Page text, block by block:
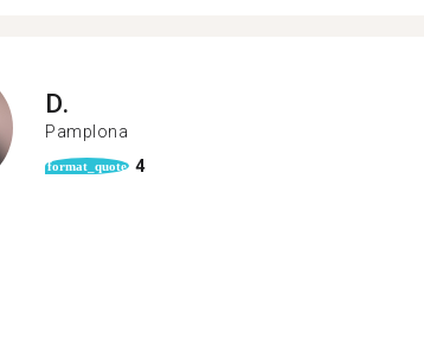
D.
Pamplona
format_quote 4